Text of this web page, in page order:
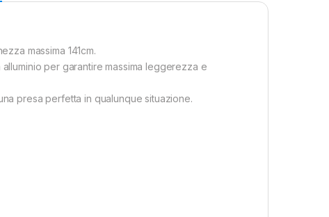
massima 141cm.
per garantire massima leggerezza e
presa perfetta in qualunque situazione.